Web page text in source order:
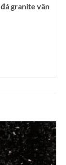
đá granite vân